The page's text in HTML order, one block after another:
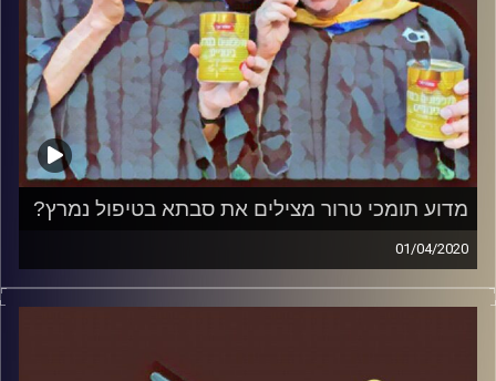
מדוע תומכי טרור מצילים את סבתא בטיפול נמרץ?
01/04/2020
החמוצים – בפעם השלישית.